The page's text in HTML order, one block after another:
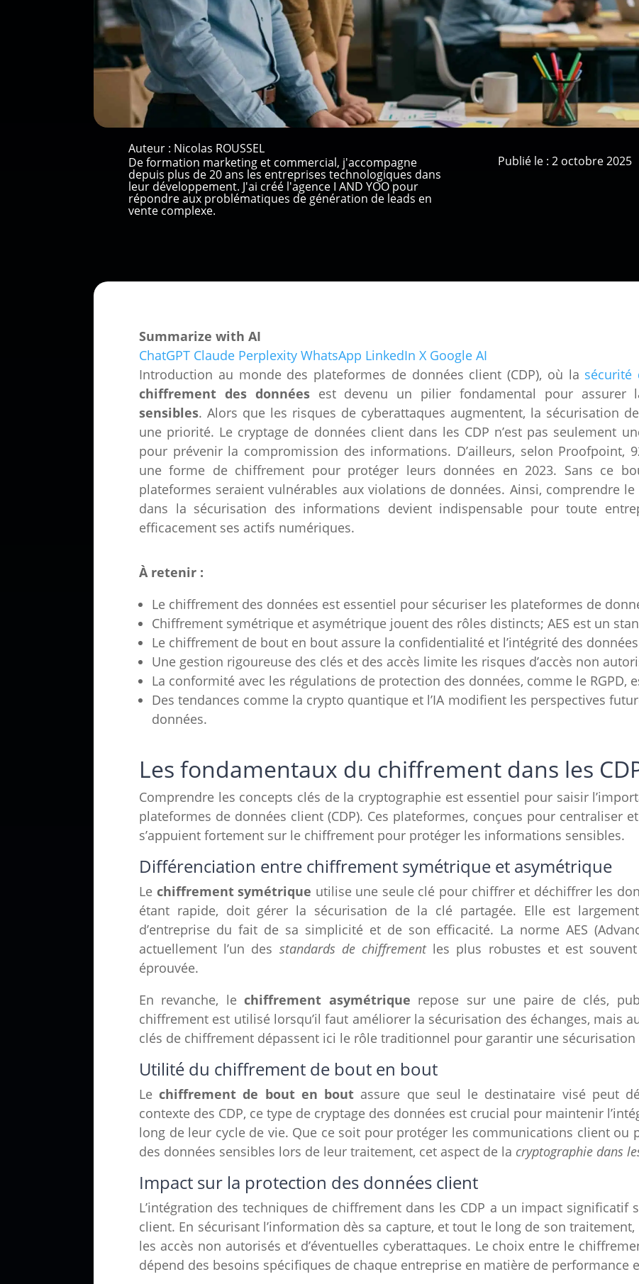
Auteur : Nicolas ROUSSEL
De formation marketing et commercial, j'accompagne
depuis plus de 20 ans les entreprises technologiques dans
leur développement. J'ai créé l'agence I AND YOO pour
répondre aux problématiques de génération de leads en
vente complexe.
Publié le : 2 octobre 2025
Summarize with AI
ChatGPT Claude Perplexity WhatsApp LinkedIn X Google AI
Introduction au monde des plateformes de données client (CDP), où la sécurité
chiffrement des donnéesest devenu un pilier fondamental pour assurer
sensibles. Alors que les risques de cyberattaques augmentent, la sécurisation
une priorité. Le cryptage de données client dans les CDP n’est pas seulement
pour prévenir la compromission des informations. D’ailleurs, selon Proofpoint,
une forme de chiffrement pour protéger leurs données en 2023. Sans ce
plateformes seraient vulnérables aux violations de données. Ainsi, comprendre
dans la sécurisation des informations devient indispensable pour toute
efficacement ses actifs numériques.
À retenir :
Le chiffrement des données est essentiel pour sécuriser les plateformes de
Chiffrement symétrique et asymétrique jouent des rôles distincts; AES est un
Le chiffrement de bout en bout assure la confidentialité et l’intégrité des
Une gestion rigoureuse des clés et des accès limite les risques d’accès non
La conformité avec les régulations de protection des données, comme le RGPD,
Des tendances comme la crypto quantique et l’IA modifient les perspectives
données.
Les fondamentaux du chiffrement dans les
Comprendre les concepts clés de la cryptographie est essentiel pour saisir
plateformes de données client (CDP). Ces plateformes, conçues pour centraliser
s’appuient fortement sur le chiffrement pour protéger les informations sensibles.
Différenciation entre chiffrement symétrique et asymétrique
Le chiffrement symétrique utilise une seule clé pour chiffrer et déchiffrer les
étant rapide, doit gérer la sécurisation de la clé partagée. Elle est
d’entreprise du fait de sa simplicité et de son efficacité. La norme AES
actuellement l’un des standards de chiffrementles plus robustes et est
éprouvée.
En revanche, lechiffrement asymétrique repose sur une paire de clés,
chiffrement est utilisé lorsqu’il faut améliorer la sécurisation des échanges, mais
clés de chiffrement dépassent ici le rôle traditionnel pour garantir une sécurisation
Utilité du chiffrement de bout en bout
Lechiffrement de bout en bout assure que seul le destinataire visé peut
contexte des CDP, ce type de cryptage des données est crucial pour maintenir
long de leur cycle de vie. Que ce soit pour protéger les communications client ou
des données sensibles lors de leur traitement, cet aspect de la cryptographie dans
Impact sur la protection des données client
L’intégration des techniques de chiffrement dans les CDP a un impact significatif
client. En sécurisant l’information dès sa capture, et tout le long de son
les accès non autorisés et d’éventuelles cyberattaques. Le choix entre le
dépend des besoins spécifiques de chaque entreprise en matière de performance